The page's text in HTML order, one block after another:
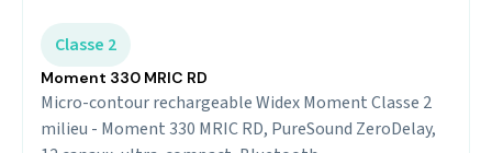
Classe 2
Moment 330 MRIC RD
Micro-contour rechargeable Widex Moment Classe 2
milieu - Moment 330 MRIC RD, PureSound ZeroDelay,